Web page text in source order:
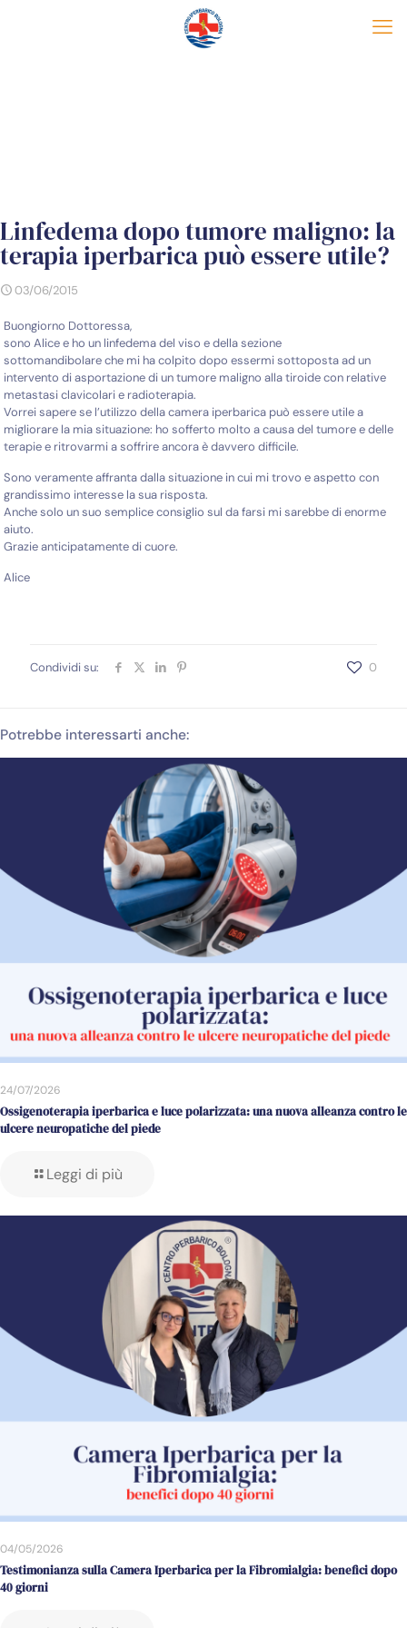
Linfedema dopo tumore maligno: la
terapia iperbarica può essere utile?
03/06/2015
Buongiorno Dottoressa,
sono Alice e ho un linfedema del viso e della sezione
sottomandibolare che mi ha colpito dopo essermi sottoposta ad un
intervento di asportazione di un tumore maligno alla tiroide con relative
metastasi clavicolari e radioterapia.
Vorrei sapere se l’utilizzo della camera iperbarica può essere utile a
migliorare la mia situazione: ho sofferto molto a causa del tumore e delle
terapie e ritrovarmi a soffrire ancora è davvero difficile.
Sono veramente affranta dalla situazione in cui mi trovo e aspetto con
grandissimo interesse la sua risposta.
Anche solo un suo semplice consiglio sul da farsi mi sarebbe di enorme
aiuto.
Grazie anticipatamente di cuore.
Alice
Condividi su: 0
Potrebbe interessarti anche:
24/07/2026
Ossigenoterapia iperbarica e luce polarizzata: una nuova alleanza contro le
ulcere neuropatiche del piede
Leggi di più
04/05/2026
Testimonianza sulla Camera Iperbarica per la Fibromialgia: benefici dopo
40 giorni